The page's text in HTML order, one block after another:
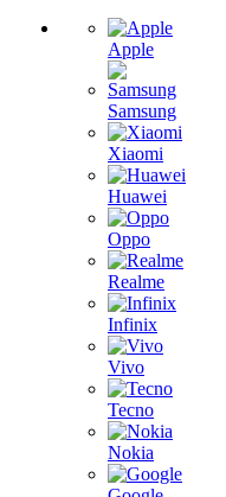
Apple
Samsung
Xiaomi
Huawei
Oppo
Realme
Infinix
Vivo
Tecno
Nokia